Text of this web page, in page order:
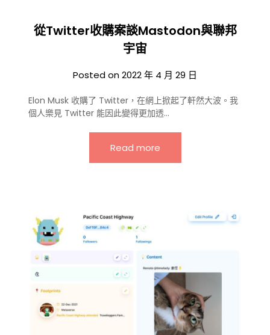
從Twitter收購案談Mastodon與聯邦
宇宙
Posted on2022 年 4 月 29 日
Elon Musk 收購了 Twitter，在網上掀起了軒然大波。我
個人樂見 Twitter 能因此變得更加透…
Read more